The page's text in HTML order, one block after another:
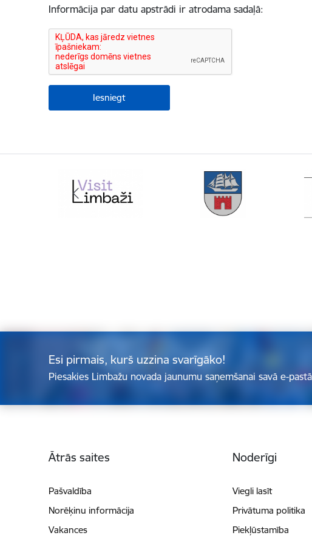
Informācija par datu apstrādi ir atrodama sadaļā:
Esi pirmais, kurš uzzina svarīgāko!
Piesakies Limbažu novada jaunumu saņemšanai savā e-
Ātrās saites
Pašvaldība
Norēķinu informācija
Vakances
Noderīgi
Viegli lasīt
Privātuma politika
Piekļūstamība